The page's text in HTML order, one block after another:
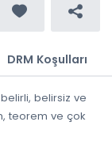
DRM Koşulları
belirsiz ve
teorem ve çok